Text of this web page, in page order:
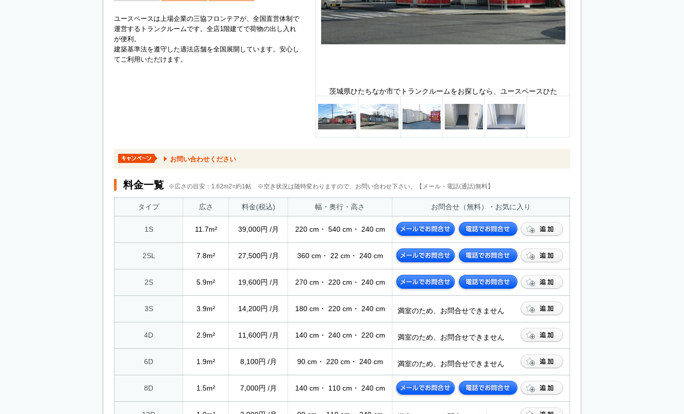
茨城県ひたちなか市でトランクルームをお探しなら、ユースペースひた
ユースペースは上場企業の三協フロンテアが、全国直営体制で
運営するトランクルームです。全店1階建てで荷物の出し入れ
が便利。
建築基準法を遵守した適法店舗を全国展開しています。安心し
てご利用いただけます。
お問い合わせください
料金一覧 ※広さの目安：1.62m2=約1帖 ※空き状況は随時変わりますので、お問い合わせ下さい。【メール・電話(通話)無料】
タイプ 広さ 料金(税込) 幅・奥行・高さ お問合せ（無料）・お気に入り
1S 11.7m² 39,000円 /月 220 cm・ 540 cm・ 240 cm
2SL 7.8m² 27,500円 /月 360 cm・ 22 cm・ 240 cm
2S 5.9m² 19,600円 /月 270 cm・ 220 cm・ 240 cm
3S 3.9m² 14,200円 /月 180 cm・ 220 cm・ 240 cm 満室のため、お問合せできません
4D 2.9m² 11,600円 /月 140 cm・ 240 cm・ 220 cm 満室のため、お問合せできません
6D 1.9m² 8,100円 /月 90 cm・ 220 cm・ 240 cm 満室のため、お問合せできません
8D 1.5m² 7,000円 /月 140 cm・ 110 cm・ 240 cm